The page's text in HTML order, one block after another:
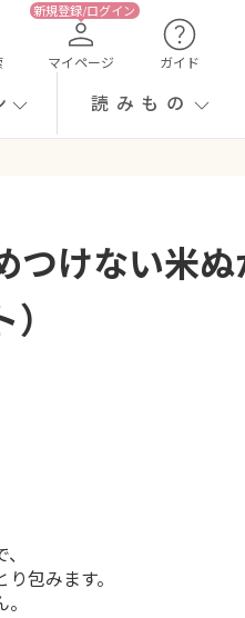
マイページ ガイド
読みもの
つけない米
包みます。